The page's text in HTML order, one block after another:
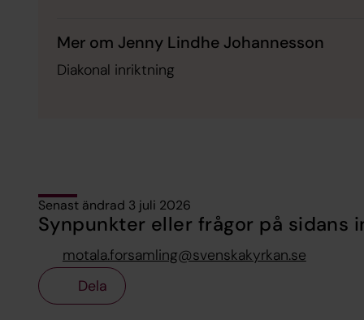
Mer om Jenny Lindhe Johannesson
Diakonal inriktning
Senast ändrad 3 juli 2026
Synpunkter eller frågor på sidans
motala.forsamling@svenskakyrkan.se
Dela